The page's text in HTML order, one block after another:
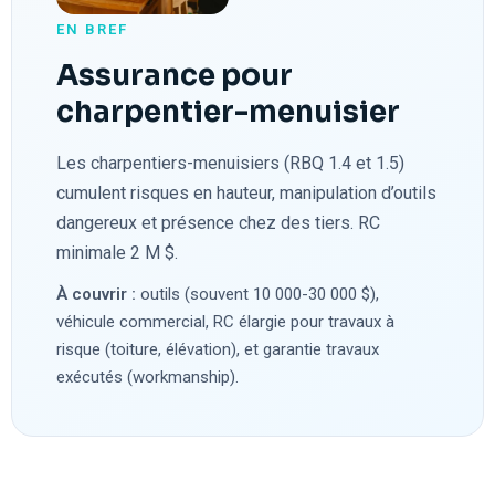
EN BREF
Assurance pour
charpentier-menuisier
Les charpentiers-menuisiers (RBQ 1.4 et 1.5)
cumulent risques en hauteur, manipulation d’outils
dangereux et présence chez des tiers. RC
minimale 2 M $.
À couvrir : outils (souvent 10 000-30 000 $),
véhicule commercial, RC élargie pour travaux à
risque (toiture, élévation), et garantie travaux
exécutés (workmanship).